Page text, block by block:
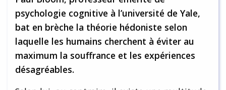
psychologie cognitive à l’université de Yale,
bat en brèche la théorie hédoniste selon
laquelle les humains cherchent à éviter au
maximum la souffrance et les expériences
désagréables.